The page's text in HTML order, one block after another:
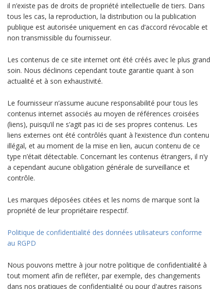
il n’existe pas de droits de propriété intellectuelle de tiers. Dans
tous les cas, la reproduction, la distribution ou la publication
publique est autorisée uniquement en cas d’accord révocable et
non transmissible du fournisseur.
Les contenus de ce site internet ont été créés avec le plus grand
soin. Nous déclinons cependant toute garantie quant à son
actualité et à son exhaustivité.
Le fournisseur n’assume aucune responsabilité pour tous les
contenus internet associés au moyen de références croisées
(liens), puisqu’il ne s’agit pas ici de ses propres contenus. Les
liens externes ont été contrôlés quant à l’existence d’un contenu
illégal, et au moment de la mise en lien, aucun contenu de ce
type n’était détectable. Concernant les contenus étrangers, il n’y
a cependant aucune obligation générale de surveillance et
contrôle.
Les marques déposées citées et les noms de marque sont la
propriété de leur propriétaire respectif.
Politique de confidentialité des données utilisateurs conforme
au RGPD
Nous pouvons mettre à jour notre politique de confidentialité à
tout moment afin de refléter, par exemple, des changements
dans nos pratiques de confidentialité ou pour d'autres raisons